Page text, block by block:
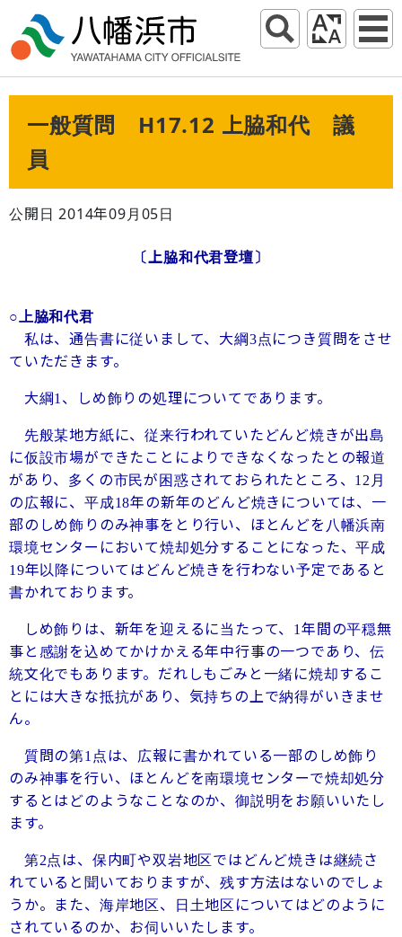
一般質問 H17.12 上脇和代 議
員
公開日 2014年09月05日
〔上脇和代君登壇〕
○上脇和代君
私は、通告書に従いまして、大綱3点につき質問をさせ
ていただきます。
大綱1 、しめ飾りの処理についてであります。
先般某地方紙に、従来行われていたどんど焼きが出島
に仮設市場ができたことによりできなくなったとの報道
があり、多くの市民が困惑されておられたところ、
12 月
の広報に、平成18年の新年のどんど焼きについては、一
部のしめ飾りのみ神事をとり行い、ほとんどを八幡浜南
環境センターにおいて焼却処分することになった、平成
19年以降についてはどんど焼きを行わない予定であると
書かれております。
しめ飾りは、新年を迎えるに当たって、
1年間の平穏無
事と感謝を込めてかけかえる年中行事の一つであり、伝
統文化でもあります。だれしもごみと一緒に焼却するこ
とには大きな抵抗があり、気持ちの上で納得がいきませ
ん。
質問の第1 点は、広報に書かれている一部のしめ飾り
のみ神事を行い、ほとんどを南環境センターで焼却処分
するとはどのようなことなのか、御説明をお願いいたし
ます。
第2点は、保内町や双岩地区ではどんど焼きは継続さ
れていると聞いておりますが、残す方法はないのでしょ
うか。また、海岸地区、日土地区についてはどのように
されているのか、お伺いいたします。